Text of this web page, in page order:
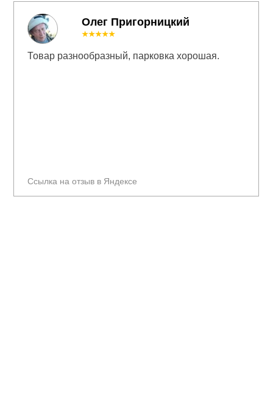
Олег Пригорницкий
Ссылка на отзыв в Яндексе
★★★★★
Товар разнообразный, парковка хорошая.